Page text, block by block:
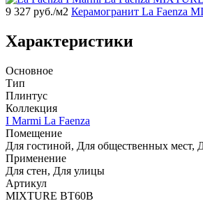
9 327 руб./м2 Керамогранит La Faenza
Характеристики
Основное
Тип
Плинтус
Коллекция
I Marmi La Faenza
Помещение
Для гостиной, Для общественных мест,
Применение
Для стен, Для улицы
Артикул
MIXTURE BT60B